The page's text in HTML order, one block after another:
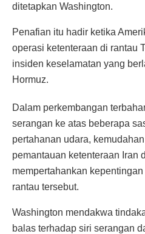
ditetapkan Washington.
Penafian itu hadir ketika
operasi ketenteraan di rantau
insiden keselamatan yang
Hormuz.
Dalam perkembangan
serangan ke atas beberapa
pertahanan udara,
pemantauan ketenteraan Iran
mempertahankan
rantau tersebut.
Washington mendakwa
balas terhadap siri serangan